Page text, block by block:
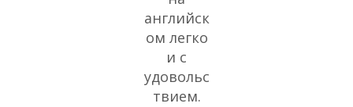
английск
ом легко
и с
удовольс
твием.